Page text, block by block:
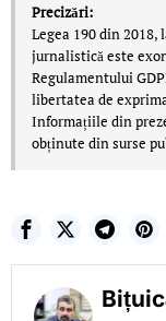
Precizări:
Legea 190 din
jurnalistică este
Regulamentului
libertatea de
Informațiile din
obținute din surse